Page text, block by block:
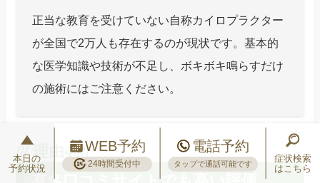
正当な教育を受けていない自称カイロプラクター
が全国で2万人も存在するのが現状です。基本的
な医学知識や技術が不足し、ボキボキ鳴らすだけ
の施術にはご注意ください。
本日の
予約状況
WEB予約
24時間受付中
電話予約
タップで通話可能です
症状検索
はこちら